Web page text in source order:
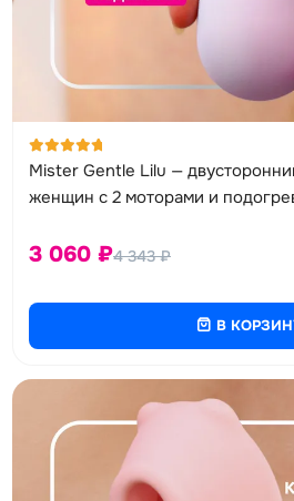
Mister Gentle Lilu —
женщин с 2 моторами и
Оценка
5.00из 5
4 343₽
3 060 ₽
В